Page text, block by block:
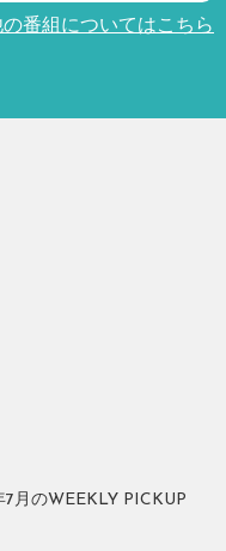
番組についてはこちら
月のWEEKLY PICKUP